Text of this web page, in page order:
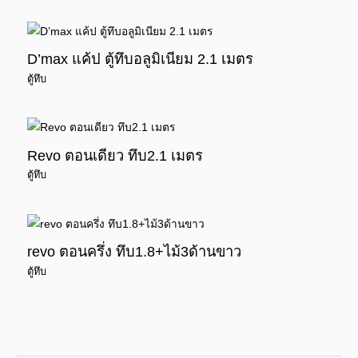
D’max แค้ป ตู้ทึบอลูมิเนียม 2.1 เมตร
ตู้ทึบ
Revo ตอนเดียว ทึบ2.1 เมตร
ตู้ทึบ
revo ตอนครึ่ง ทึบ1.8+ไม้3ด้านขาว
ตู้ทึบ